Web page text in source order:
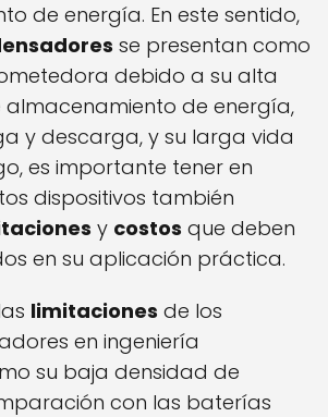
de energía. En este sentido,
se presentan como
debido a su alta
de energía,
y descarga, y su larga vida
es importante tener en
dispositivos también
y costos que deben
en su aplicación práctica.
limitaciones de los
en ingeniería
su baja densidad de
con las baterías